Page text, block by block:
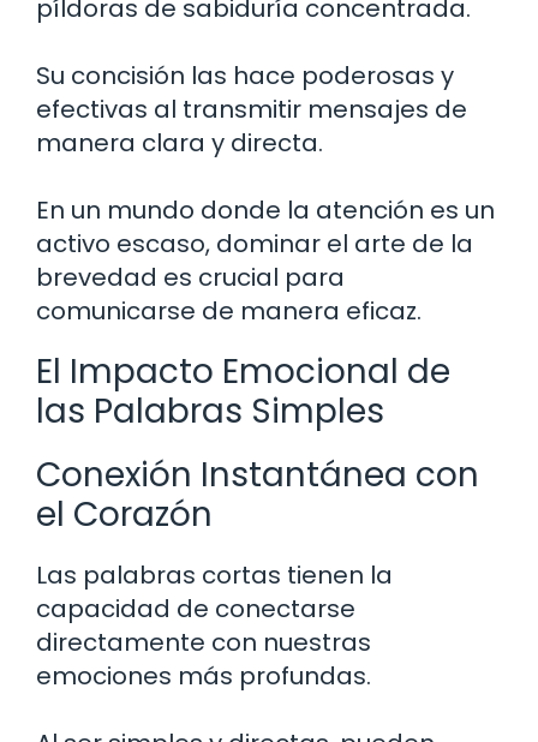
píldoras de sabiduría concentrada.
Su concisión las hace poderosas y
efectivas al transmitir mensajes de
manera clara y directa.
En un mundo donde la atención es un
activo escaso, dominar el arte de la
brevedad es crucial para
comunicarse de manera eficaz.
El Impacto Emocional de
las Palabras Simples
Conexión Instantánea con
el Corazón
Las palabras cortas tienen la
capacidad de conectarse
directamente con nuestras
emociones más profundas.